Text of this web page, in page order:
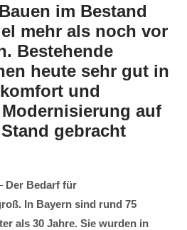
im Bestand
mehr als noch vor
Bestehende
heute sehr gut in
und
auf
gebracht
Der Bedarf für
In Bayern sind rund 75
als 30 Jahre. Sie wurden in